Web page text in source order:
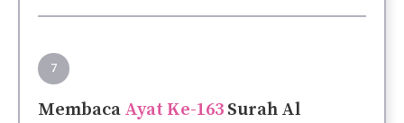
7
Membaca Ayat Ke-163 Surah Al